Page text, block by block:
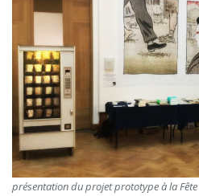
présentation du projet prototype à la